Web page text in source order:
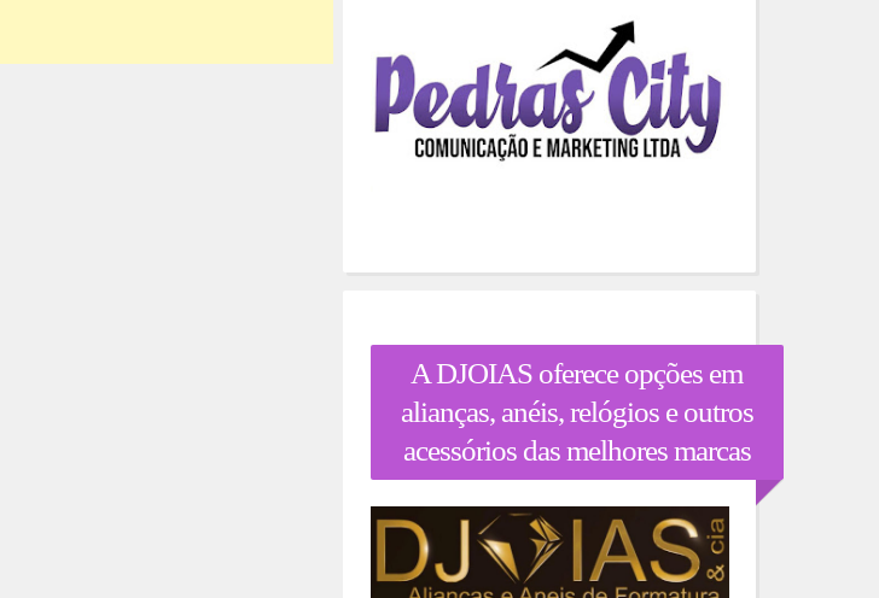
A DJOIAS oferece opções em
alianças, anéis, relógios e outros
acessórios das melhores marcas